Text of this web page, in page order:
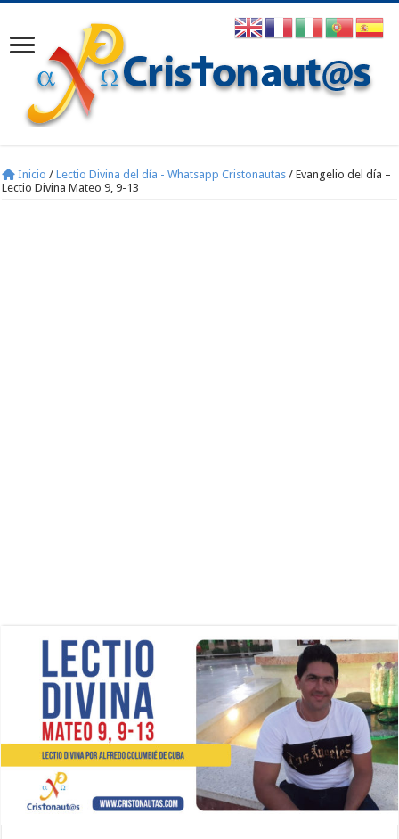
Inicio / Lectio Divina del día - Whatsapp Cristonautas / Evangelio del día –
Lectio Divina Mateo 9, 9-13